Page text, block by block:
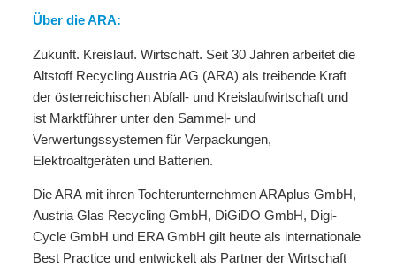
Über die ARA:
Zukunft. Kreislauf. Wirtschaft. Seit 30 Jahren arbeitet die
Altstoff Recycling Austria AG (ARA) als treibende Kraft
der österreichischen Abfall- und Kreislaufwirtschaft und
ist Marktführer unter den Sammel- und
Verwertungssystemen für Verpackungen,
Elektroaltgeräten und Batterien.
Die ARA mit ihren Tochterunternehmen ARAplus GmbH,
Austria Glas Recycling GmbH, DiGiDO GmbH, Digi-
Cycle GmbH und ERA GmbH gilt heute als internationale
Best Practice und entwickelt als Partner der Wirtschaft